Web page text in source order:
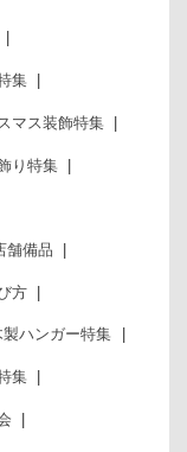
集
マス装飾特集
り特集
舗備品
方
製ハンガー特集
集